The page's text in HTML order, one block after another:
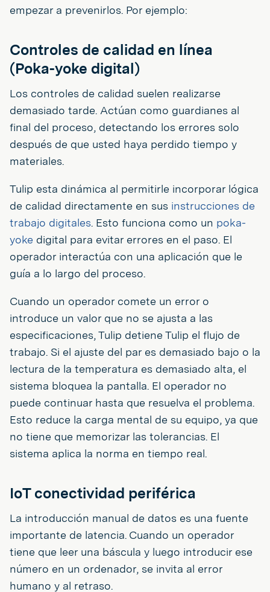
empezar a prevenirlos. Por ejemplo:
Controles de calidad en línea
(Poka-yoke digital)
Los controles de calidad suelen realizarse
demasiado tarde. Actúan como guardianes al
final del proceso, detectando los errores solo
después de que usted haya perdido tiempo y
materiales.
Tulip esta dinámica al permitirle incorporar lógica
de calidad directamente en sus instrucciones de
trabajo digitales. Esto funciona como un poka-
yoke digital para evitar errores en el paso. El
operador interactúa con una aplicación que le
guía a lo largo del proceso.
Cuando un operador comete un error o
introduce un valor que no se ajusta a las
especificaciones, Tulip detiene Tulip el flujo de
trabajo. Si el ajuste del par es demasiado bajo o la
lectura de la temperatura es demasiado alta, el
sistema bloquea la pantalla. El operador no
puede continuar hasta que resuelva el problema.
Esto reduce la carga mental de su equipo, ya que
no tiene que memorizar las tolerancias. El
sistema aplica la norma en tiempo real.
IoT conectividad periférica
La introducción manual de datos es una fuente
importante de latencia. Cuando un operador
tiene que leer una báscula y luego introducir ese
número en un ordenador, se invita al error
humano y al retraso.